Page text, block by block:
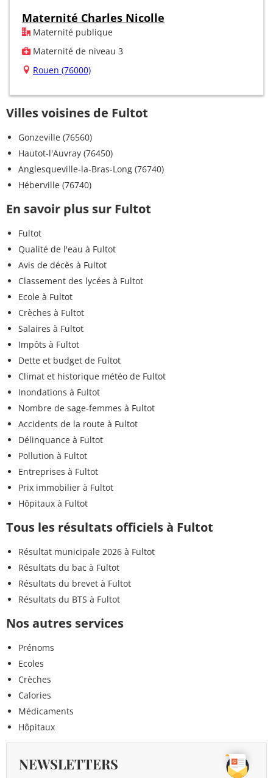
Maternité Charles Nicolle
Maternité publique
Maternité de niveau 3
Rouen (76000)
Villes voisines de Fultot
Gonzeville (76560)
Hautot-l'Auvray (76450)
Anglesqueville-la-Bras-Long (76740)
Héberville (76740)
En savoir plus sur Fultot
Fultot
Qualité de l'eau à Fultot
Avis de décès à Fultot
Classement des lycées à Fultot
Ecole à Fultot
Crèches à Fultot
Salaires à Fultot
Impôts à Fultot
Dette et budget de Fultot
Climat et historique météo de Fultot
Inondations à Fultot
Nombre de sage-femmes à Fultot
Accidents de la route à Fultot
Délinquance à Fultot
Pollution à Fultot
Entreprises à Fultot
Prix immobilier à Fultot
Hôpitaux à Fultot
Tous les résultats officiels à Fultot
Résultat municipale 2026 à Fultot
Résultats du bac à Fultot
Résultats du brevet à Fultot
Résultats du BTS à Fultot
Nos autres services
Prénoms
Ecoles
Crèches
Calories
Médicaments
Hôpitaux
NEWSLETTERS